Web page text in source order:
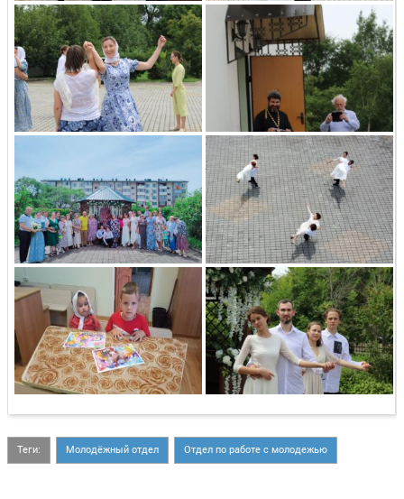
Теги: Молодёжный отдел Отдел по работе с молодежью